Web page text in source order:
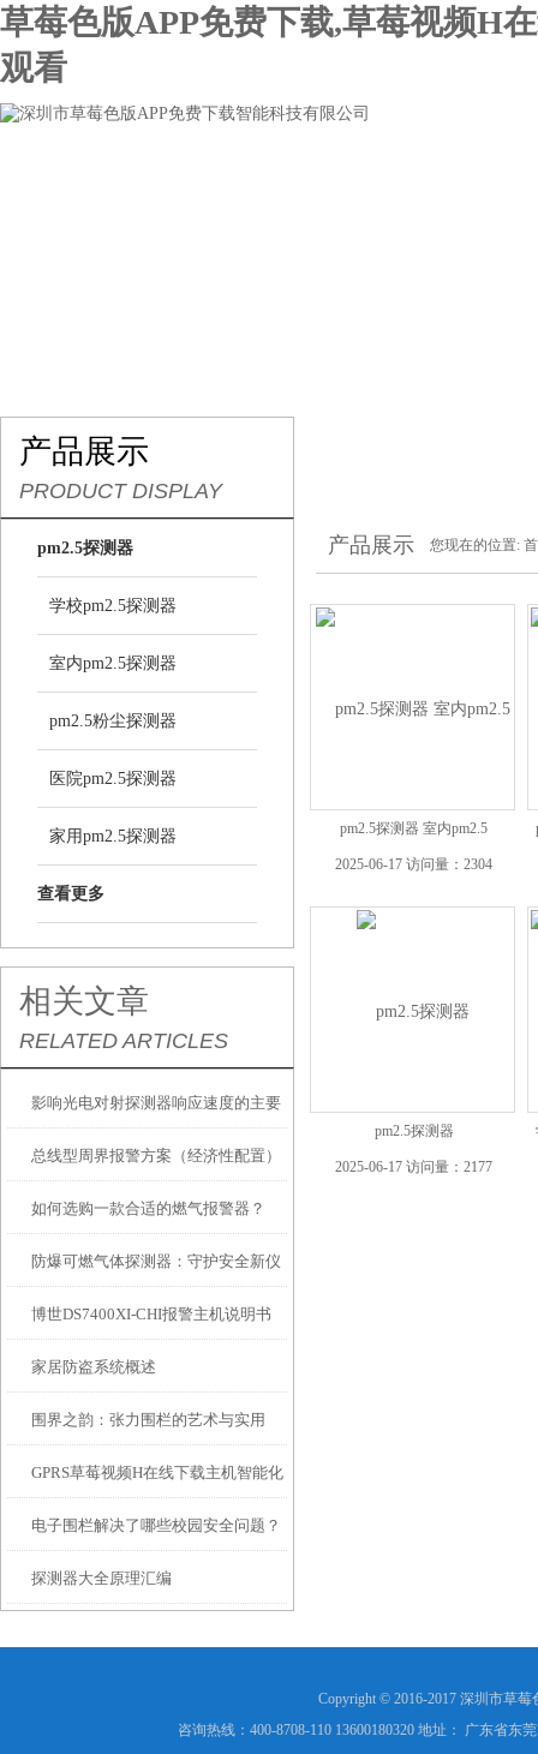
草莓色版APP免费下载,草莓视频H
观看
产品展示
PRODUCT DISPLAY
pm2.5探测器
学校pm2.5探测器
室内pm2.5探测器
pm2.5粉尘探测器
医院pm2.5探测器
家用pm2.5探测器
查看更多
相关文章
RELATED ARTICLES
影响光电对射探测器响应速度的主要
因素
总线型周界报警方案（经济性配置）
如何选购一款合适的燃气报警器？
防爆可燃气体探测器：守护安全新仪
器
博世DS7400XI-CHI报警主机说明书
家居防盗系统概述
围界之韵：张力围栏的艺术与实用
GPRS草莓视频H在线下载主机智能化
开展趋势
电子围栏解决了哪些校园安全问题？
探测器大全原理汇编
产品展示 您现在的位置:
pm2.5探测器 室内pm2.5
2025-06-17 访问量：2304
pm2.5探测器
2025-06-17 访问量：2177
Copyright © 2016-2017 深圳市草
咨询热线：400-8708-110 13600180320 地址： 广东